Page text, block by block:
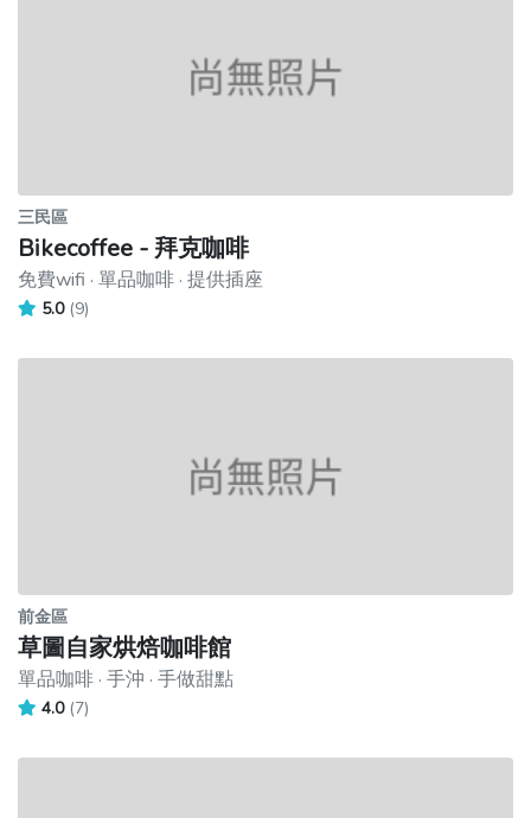
三民區
Bikecoffee - 拜克咖啡
免費wifi · 單品咖啡 · 提供插座
5.0 (9)
前金區
草圖自家烘焙咖啡館
單品咖啡 · 手沖 · 手做甜點
4.0 (7)